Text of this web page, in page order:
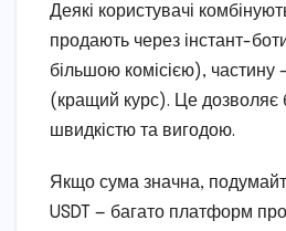
Деякі користувачі
продають через інстант-
більшою комісією), частину
(кращий курс). Це дозволяє
швидкістю та вигодою.
Якщо сума значна,
USDT — багато платформ